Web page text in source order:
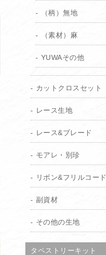
（柄）無地
（素材）麻
YUWAその他
カットクロスセット
レース生地
レース&ブレード
モアレ・別珍
リボン&フリルコード
副資材
その他の生地
タペストリーキット